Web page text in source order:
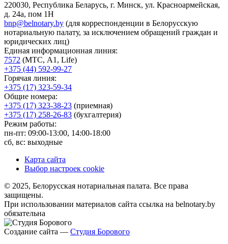
220030, Республика Беларусь, г. Минск, ул. Красноармейская,
д. 24а, пом 1Н
bnp@belnotary.by (для корреспонденции в Белорусскую
нотариальную палату, за исключением обращений граждан и
юридических лиц)
Единая информационная линия:
7572 (МТС, A1, Life)
+375 (44) 592-99-27
Горячая линия:
+375 (17) 323-59-34
Общие номера:
+375 (17) 323-38-23 (приемная)
+375 (17) 258-26-83 (бухгалтерия)
Режим работы:
пн-пт: 09:00-13:00, 14:00-18:00
сб, вс: выходные
Карта сайта
Выбор настроек cookie
© 2025, Белорусская нотариальная палата. Все права
защищены.
При использовании материалов сайта ссылка на belnotary.by
обязательна
Создание сайта — Студия Борового